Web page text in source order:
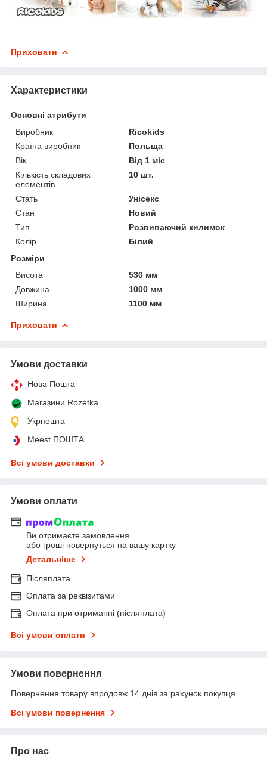
Приховати
Характеристики
Основні атрибути
Виробник
Ricokids
Країна виробник
Польща
Вік
Від 1 міс
Кількість складових
елементів
10 шт.
Стать
Унісекс
Стан
Новий
Тип
Розвиваючий килимок
Колір
Білий
Розміри
Висота
530 мм
Довжина
1000 мм
Ширина
1100 мм
Приховати
Умови доставки
Нова Пошта
Магазини Rozetka
Укрпошта
Meest ПОШТА
Всі умови доставки
Умови оплати
Ви отримаєте замовлення
або гроші повернуться на вашу картку
Детальніше
Післяплата
Оплата за реквізитами
Оплата при отриманні (післяплата)
Всі умови оплати
Умови повернення
Повернення товару впродовж 14 днів за рахунок покупця
Всі умови повернення
Про нас